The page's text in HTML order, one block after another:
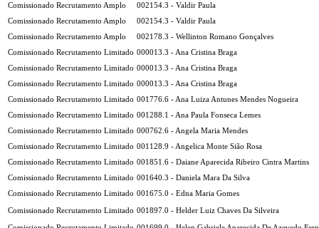
Comissionado Recrutamento Amplo
002154.3 - Valdir Paula
Comissionado Recrutamento Amplo
002154.3 - Valdir Paula
Comissionado Recrutamento Amplo
002178.3 - Wellinton Romano Gonçalves
Comissionado Recrutamento Limitado 000013.3 - Ana Cristina Braga
Comissionado Recrutamento Limitado 000013.3 - Ana Cristina Braga
Comissionado Recrutamento Limitado 000013.3 - Ana Cristina Braga
Comissionado Recrutamento Limitado 001776.6 - Ana Luiza Antunes Mendes Nogueira
Comissionado Recrutamento Limitado 001288.1 - Ana Paula Fonseca Lemes
Comissionado Recrutamento Limitado 000762.6 - Angela Maria Mendes
Comissionado Recrutamento Limitado 001128.9 - Angelica Monte Sião Rosa
Comissionado Recrutamento Limitado 001851.6 - Daiane Aparecida Ribeiro Cintra Martins
Comissionado Recrutamento Limitado 001640.3 - Daniela Mara Da Silva
Comissionado Recrutamento Limitado 001675.0 - Edna Maria Gomes
Comissionado Recrutamento Limitado 001897.0 - Helder Luiz Chaves Da Silveira